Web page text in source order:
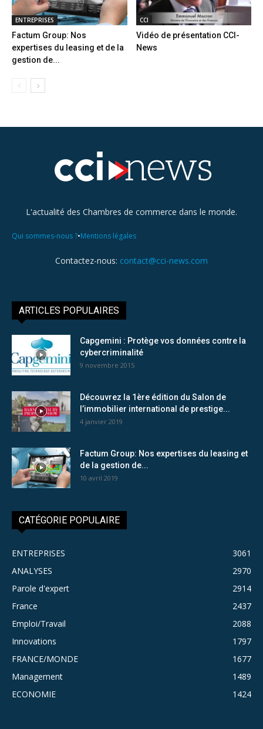
ENTREPRISES
Factum Group: Nos
expertises du leasing et de la
gestion de...
CCI
Vidéo de présentation CCI-
News
L'actualité des Chambres de commerce dans le monde.
Qui sommes-nous ?•Mentions légales
Contactez-nous: contact@cci-news.com
ARTICLES POPULAIRES
Capgemini : Protège vos données contre la
cybercriminalité
9 novembre 2015
Découvrez la 1ère édition du Salon de
l’immobilier international de prestige...
4 janvier 2019
Factum Group: Nos expertises du leasing et
de la gestion de...
10 avril 2019
CATÉGORIE POPULAIRE
ENTREPRISES
3061
ANALYSES
2970
Parole d'expert
2914
France
2437
Emploi/Travail
2088
Innovations
1797
FRANCE/MONDE
1677
Management
1489
ECONOMIE
1424